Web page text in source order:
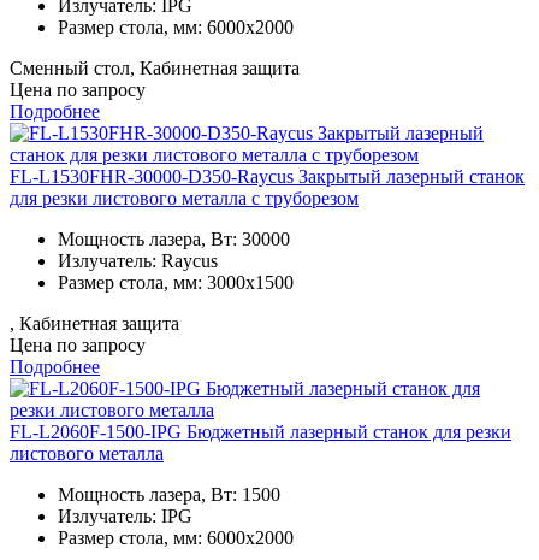
Излучатель:
IPG
Размер стола, мм: 6000x2000
Сменный стол, Кабинетная защита
Цена по запросу
Подробнее
FL-L1530FHR-30000-D350-Raycus Закрытый лазерный станок
для резки листового металла с труборезом
Мощность лазера, Вт: 30000
Излучатель: Raycus
Размер стола, мм: 3000x1500
, Кабинетная защита
Цена по запросу
Подробнее
FL-L2060F-1500-IPG Бюджетный лазерный станок для резки
листового металла
Мощность лазера, Вт: 1500
Излучатель: IPG
Размер стола, мм: 6000x2000